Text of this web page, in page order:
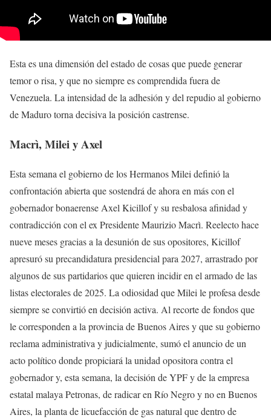
Esta es una dimensión del estado de cosas que puede generar
temor o risa, y que no siempre es comprendida fuera de
Venezuela. La intensidad de la adhesión y del repudio al gobierno
de Maduro torna decisiva la posición castrense.
Macrì, Milei y Axel
Esta semana el gobierno de los Hermanos Milei definió la
confrontación abierta que sostendrá de ahora en más con el
gobernador bonaerense Axel Kicillof y su resbalosa afinidad y
contradicción con el ex Presidente Maurizio Macrì. Reelecto hace
nueve meses gracias a la desunión de sus opositores, Kicillof
apresuró su precandidatura presidencial para 2027, arrastrado por
algunos de sus partidarios que quieren incidir en el armado de las
listas electorales de 2025. La odiosidad que Milei le profesa desde
siempre se convirtió en decisión activa. Al recorte de fondos que
le corresponden a la provincia de Buenos Aires y que su gobierno
reclama administrativa y judicialmente, sumó el anuncio de un
acto político donde propiciará la unidad opositora contra el
gobernador y, esta semana, la decisión de YPF y de la empresa
estatal malaya Petronas, de radicar en Río Negro y no en Buenos
Aires, la planta de licuefacción de gas natural que dentro de